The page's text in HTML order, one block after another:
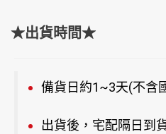
★出貨時間★
備貨日約1~3天(不含
出貨後，宅配隔日到